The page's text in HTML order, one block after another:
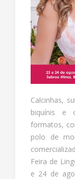
Calcinhas,
biquínis e
formatos,
polo de
Feira de
e 24 de